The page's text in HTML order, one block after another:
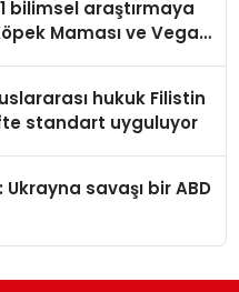
bilimsel araştırmaya
Maması ve Vegan
hukuk Filistin
standart uyguluyor
savaşı bir ABD